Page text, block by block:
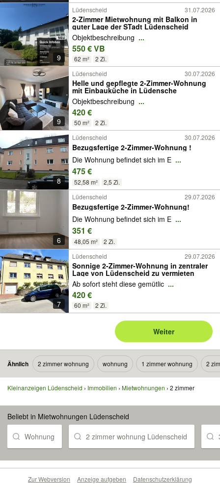
9
Lüdenscheid 31.07.2026
2-Zimmer Mietwohnung mit Balkon in
guter Lage der STadt Lüdenscheid
Objektbeschreibung ...
550 € VB
62 m² 2 Zi.
9
Lüdenscheid 30.07.2026
Helle und gepflegte 2-Zimmer-Wohnung
mit Einbauküche in Lüdensche
Objektbeschreibung ...
420 €
50 m² 2 Zi.
8
Lüdenscheid 30.07.2026
Bezugsfertige 2-Zimmer-Wohnung !
Die Wohnung befindet sich im E ...
475 €
52,58 m² 2,5 Zi.
6
Lüdenscheid 29.07.2026
Bezugsfertige 2-Zimmer-Wohnung!
Die Wohnung befindet sich im E ...
351 €
48,05 m² 2 Zi.
7
Lüdenscheid 29.07.2026
Sonnige 2-Zimmer-Wohnung in zentraler
Lage von Lüdenscheid zu vermieten
Ab sofort steht diese gemütlic ...
420 €
60 m² 2 Zi.
Weiter
Ähnlich 2 zimmer wohnung wohnung 1 zimmer wohnung 2
Kleinanzeigen Lüdenscheid Immobilien Mietwohnungen 2 zimmer
Beliebt in Mietwohnungen Lüdenscheid
Wohnung 2 zimmer wohnung Lüdenscheid
Zur Webversion Anzeige aufgeben
Datenschutzerklärung